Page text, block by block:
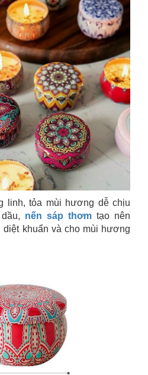
linh, tỏa mùi hương dễ chịu
nến sáp thơmtạo nên
diệt khuẩn và cho mùi hương